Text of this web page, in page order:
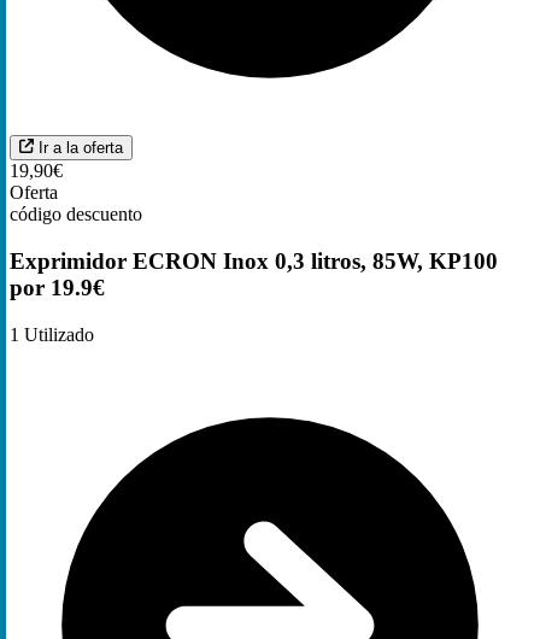
Ir a la oferta
19,90€
Oferta
código descuento
Exprimidor ECRON Inox 0,3 litros, 85W, KP100
por 19.9€
1 Utilizado